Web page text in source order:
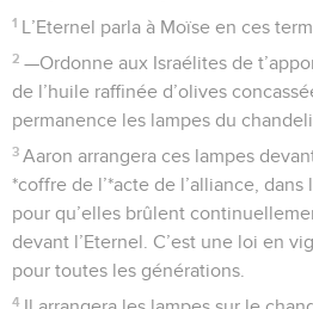
vous mangerez ce qui aura poussé
En cette année jubilaire, chacun
Si donc vous vendez une
si vous en achetez une de lui,
compatriote.
15 Vous fixerez le prix d’achat ou de
tenant compte du nombre